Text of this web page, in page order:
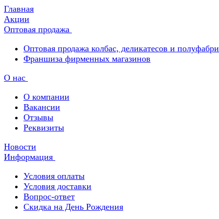
Главная
Акции
Оптовая продажа
Оптовая продажа колбас, деликатесов и
Франшиза фирменных магазинов
О нас
О компании
Вакансии
Отзывы
Реквизиты
Новости
Информация
Условия оплаты
Условия доставки
Вопрос-ответ
Скидка на День Рождения